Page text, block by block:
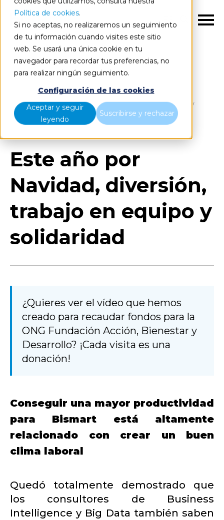
Política de cookies.
Si no aceptas, no realizaremos un seguimiento
de tu información cuando visites este sitio
web. Se usará una única cookie en tu
navegador para recordar tus preferencias, no
para realizar ningún seguimiento.
Configuración de las cookies
Aceptar y seguir
leyendo
Suscribirse y rechazar
ES
Este año por Navidad, diversión, trabajo en equipo y
solidaridad
Este año por
Navidad, diversión,
trabajo en equipo y
solidaridad
¿Quieres ver el vídeo que hemos
creado para recaudar fondos para la
ONG Fundación Acción, Bienestar y
Desarrollo? ¡Cada visita es una
donación!
Conseguir una mayor productividad
para Bismart está altamente
relacionado con crear un buen
clima laboral
Quedó totalmente demostrado que
los consultores de Business
Intelligence y Big Data también saben